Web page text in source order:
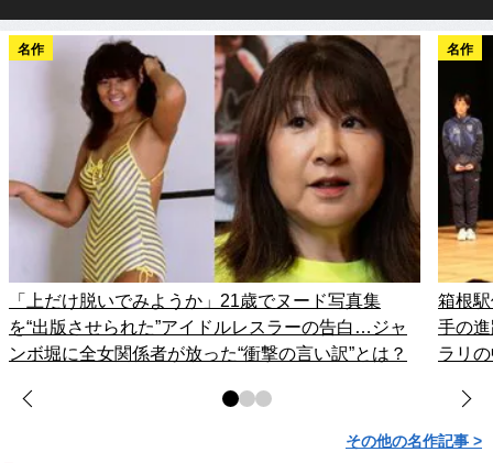
名作
「上だけ脱いでみようか」21歳でヌード写真集
を“出版させられた”アイドルレスラーの告白…ジャ
ンボ堀に全女関係者が放った“衝撃の言い訳”とは？
名作
箱根
手の
ラリ
その他の名作記事 >